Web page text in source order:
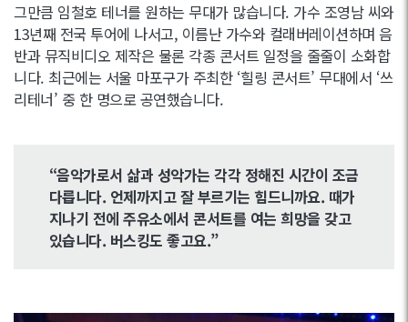
그만큼 임철호 테너를 원하는 무대가 많습니다. 가수 조영남 씨와
13년째 전국 투어에 나서고, 이름난 가수와 컬래버레이션하며 음
반과 뮤직비디오 제작은 물론 각종 콘서트 일정을 줄줄이 소화합
니다. 최근에는 서울 마포구가 주최한 ‘힐링 콘서트’ 무대에서 ‘쓰
리테너’ 중 한 명으로 공연했습니다.
“음악가로서 삶과 성악가는 각각 정해진 시간이 조금
다릅니다. 언제까지고 잘 부르기는 힘드니까요. 때가
지나기 전에 주유소에서 콘서트를 여는 희망을 갖고
있습니다. 버스킹도 좋고요.”